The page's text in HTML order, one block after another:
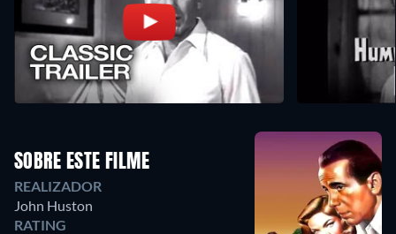
SOBRE ESTE FILME
REALIZADOR
John Huston
RATING